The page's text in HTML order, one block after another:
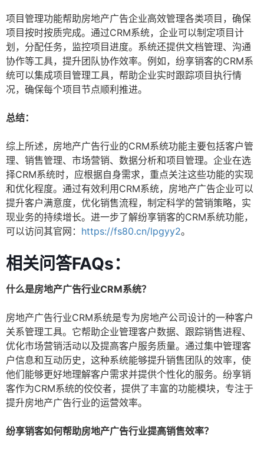
项目管理功能帮助房地产广告企业高效管理各类项目，确保
项目按时按质完成。通过CRM系统，企业可以制定项目计
划，分配任务，监控项目进度。系统还提供文档管理、沟通
协作等工具，提升团队协作效率。例如，纷享销客的CRM系
统可以集成项目管理工具，帮助企业实时跟踪项目执行情
况，确保每个项目节点顺利推进。
总结：
综上所述，房地产广告行业的CRM系统功能主要包括客户管
理、销售管理、市场营销、数据分析和项目管理。企业在选
择CRM系统时，应根据自身需求，重点关注这些功能的实现
和优化程度。通过有效利用CRM系统，房地产广告企业可以
提升客户满意度，优化销售流程，制定科学的营销策略，实
现业务的持续增长。进一步了解纷享销客的CRM系统功能，
可以访问其官网： https://fs80.cn/lpgyy2。
相关问答FAQs：
什么是房地产广告行业CRM系统？
房地产广告行业CRM系统是专为房地产公司设计的一种客户
关系管理工具。它帮助企业管理客户数据、跟踪销售进程、
优化市场营销活动以及提高客户服务质量。通过集中管理客
户信息和互动历史，这种系统能够提升销售团队的效率，使
他们能够更好地理解客户需求并提供个性化的服务。纷享销
客作为CRM系统的佼佼者，提供了丰富的功能模块，专注于
提升房地产广告行业的运营效率。
纷享销客如何帮助房地产广告行业提高销售效率？